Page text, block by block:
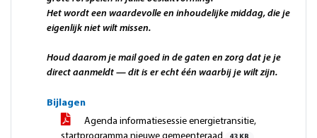
Het wordt een waardevolle en inhoudelijke middag, die je
eigenlijk niet wilt missen.
Houd daarom je mail goed in de gaten en zorg dat je je
direct aanmeldt — dit is er echt één waarbij je wilt zijn.
Bijlagen
Agenda informatiesessie energietransitie,